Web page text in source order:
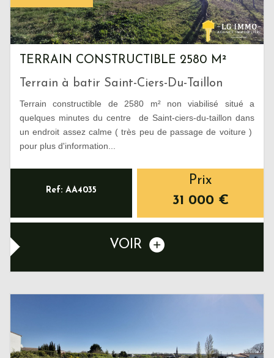
TERRAIN CONSTRUCTIBLE 2580 M²
Terrain à batir Saint-Ciers-Du-Taillon
Terrain constructible de 2580 m² non viabilisé situé a
quelques minutes du centre de Saint-ciers-du-taillon dans
un endroit assez calme ( très peu de passage de voiture )
pour plus d'information...
Ref: AA4035
Prix
31 000 €
VOIR